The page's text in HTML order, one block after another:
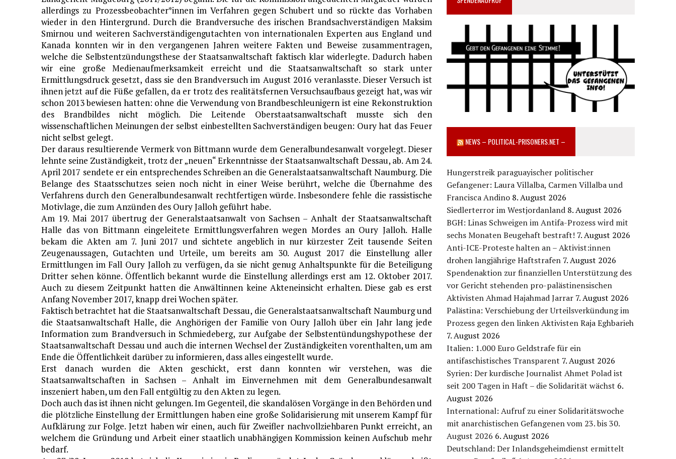
allerdings zu Prozessbeobachter*innen im Verfahren gegen Schubert und so rückte das Vorhaben
wieder in den Hintergrund. Durch die Brandversuche des irischen Brandsachverständigen Maksim
Smirnou und weiteren Sachverständigengutachten von internationalen Experten aus England und
Kanada konnten wir in den vergangenen Jahren weitere Fakten und Beweise zusammentragen,
welche die Selbstentzündungsthese der Staatsanwaltschaft faktisch klar widerlegte. Dadurch haben
wir eine große Medienaufmerksamkeit erreicht und die Staatsanwaltschaft so stark unter
Ermittlungsdruck gesetzt, dass sie den Brandversuch im August 2016 veranlasste. Dieser Versuch ist
ihnen jetzt auf die Füße gefallen, da er trotz des realitätsfernen Versuchsaufbaus gezeigt hat, was wir
schon 2013 bewiesen hatten: ohne die Verwendung von Brandbeschleunigern ist eine Rekonstruktion
des Brandbildes nicht möglich. Die Leitende Oberstaatsanwaltschaft musste sich den
wissenschaftlichen Meinungen der selbst einbestellten Sachverständigen beugen: Oury hat das Feuer
nicht selbst gelegt.
Der daraus resultierende Vermerk von Bittmann wurde dem Generalbundesanwalt vorgelegt. Dieser
lehnte seine Zuständigkeit, trotz der „neuen“ Erkenntnisse der Staatsanwaltschaft Dessau, ab. Am 24.
April 2017 sendete er ein entsprechendes Schreiben an die Generalstaatsanwaltschaft Naumburg. Die
Belange des Staatsschutzes seien noch nicht in einer Weise berührt, welche die Übernahme des
Verfahrens durch den Generalbundesanwalt rechtfertigen würde. Insbesondere fehle die rassistische
Motivlage, die zum Anzünden des Oury Jalloh geführt habe.
Am 19. Mai 2017 übertrug der Generalstaatsanwalt von Sachsen – Anhalt der Staatsanwaltschaft
Halle das von Bittmann eingeleitete Ermittlungsverfahren wegen Mordes an Oury Jalloh. Halle
bekam die Akten am 7. Juni 2017 und sichtete angeblich in nur kürzester Zeit tausende Seiten
Zeugenaussagen, Gutachten und Urteile, um bereits am 30. August 2017 die Einstellung aller
Ermittlungen im Fall Oury Jalloh zu verfügen, da sie nicht genug Anhaltspunkte für die Beteiligung
Dritter sehen könne. Öffentlich bekannt wurde die Einstellung allerdings erst am 12. Oktober 2017.
Auch zu diesem Zeitpunkt hatten die Anwältinnen keine Akteneinsicht erhalten. Diese gab es erst
Anfang November 2017, knapp drei Wochen später.
Faktisch betrachtet hat die Staatsanwaltschaft Dessau, die Generalstaatsanwaltschaft Naumburg und
die Staatsanwaltschaft Halle, die Anghörigen der Familie von Oury Jalloh über ein Jahr lang jede
Information zum Brandversuch in Schmiedeberg, zur Aufgabe der Selbstentündungshypothese der
Staatsanwaltschaft Dessau und auch die internen Wechsel der Zuständigkeiten vorenthalten, um am
Ende die Öffentlichkeit darüber zu informieren, dass alles eingestellt wurde.
Erst danach wurden die Akten geschickt, erst dann konnten wir verstehen, was die
Staatsanwaltschaften in Sachsen – Anhalt im Einvernehmen mit dem Generalbundesanwalt
inszeniert haben, um den Fall entgültig zu den Akten zu legen.
Doch auch das ist ihnen nicht gelungen. Im Gegenteil, die skandalösen Vorgänge in den Behörden und
die plötzliche Einstellung der Ermittlungen haben eine große Solidarisierung mit unserem Kampf für
Aufklärung zur Folge. Jetzt haben wir einen, auch für Zweifler nachvollziehbaren Punkt erreicht, an
welchem die Gründung und Arbeit einer staatlich unabhängigen Kommission keinen Aufschub mehr
bedarf.
NEWS – POLITICAL-PRISONERS.NET –
Hungerstreik paraguayischer politischer
Gefangener: Laura Villalba, Carmen Villalba und
Francisca Andino 8. August 2026
Siedlerterror im Westjordanland 8. August 2026
BGH: Linas Schweigen im Antifa-Prozess wird mit
sechs Monaten Beugehaft bestraft! 7. August 2026
Anti-ICE-Proteste halten an – Aktivist:innen
drohen langjährige Haftstrafen 7. August 2026
Spendenaktion zur finanziellen Unterstützung des
vor Gericht stehenden pro-palästinensischen
Aktivisten Ahmad Hajahmad Jarrar 7. August 2026
Palästina: Verschiebung der Urteilsverkündung im
Prozess gegen den linken Aktivisten Raja Eghbarieh
7. August 2026
Italien: 1.000 Euro Geldstrafe für ein
antifaschistisches Transparent 7. August 2026
Syrien: Der kurdische Journalist Ahmet Polad ist
seit 200 Tagen in Haft – die Solidarität wächst 6.
August 2026
International: Aufruf zu einer Solidaritätswoche
mit anarchistischen Gefangenen vom 23. bis 30.
August 2026 6. August 2026
Deutschland: Der Inlandsgeheimdienst ermittelt